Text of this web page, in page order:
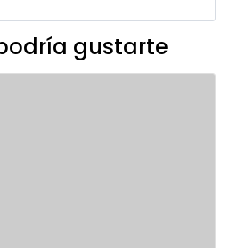
gustarte